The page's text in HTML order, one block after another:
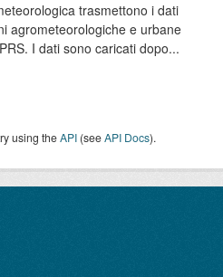
trasmettono i dati
agrometeorologiche e urbane
I dati sono caricati dopo...
using theAPI (seeAPI Docs).